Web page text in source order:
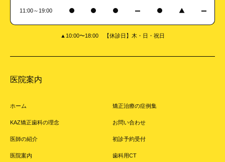
11:00～19:00
▲10:00〜18:00 【休診日】木・日・祝日
医院案内
ホーム
KAZ矯正歯科の理念
医師の紹介
医院案内
矯正治療の症例集
お問い合わせ
初診予約受付
歯科用CT